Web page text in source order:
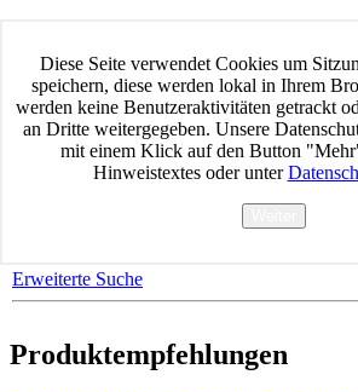
Diese Seite verwendet Cookies um
speichern, diese werden lokal in Ihrem
werden keine Benutzeraktivitäten getrackt
an Dritte weitergegeben. Unsere
mit einem Klick auf den Button
Hinweistextes oder unter
AGB Waren & Dienstleistungen
Impressum
Widerrufsbelehrung
Versand & Zahlung
Kontakt
Erweiterte Suche
Produktempfehlungen